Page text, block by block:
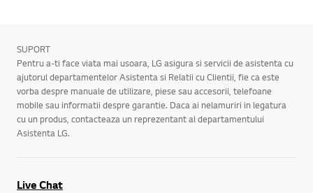
SUPORT
Pentru a-ti face viata mai usoara, LG asigura si servicii de asistenta cu
ajutorul departamentelor Asistenta si Relatii cu Clientii, fie ca este
vorba despre manuale de utilizare, piese sau accesorii, telefoane
mobile sau informatii despre garantie. Daca ai nelamuriri in legatura
cu un produs, contacteaza un reprezentant al departamentului
Asistenta LG.
Live Chat